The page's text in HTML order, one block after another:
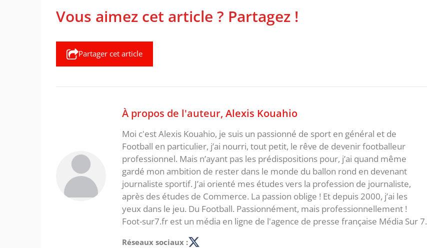
Vous aimez cet article ? Partagez !
Partager cet article
À propos de l'auteur, Alexis Kouahio
Moi c'est Alexis Kouahio, je suis un passionné de sport en général et de
Football en particulier, j’ai nourri, tout petit, le rêve de devenir footballeur
professionnel. Mais n’ayant pas les prédispositions pour, j’ai quand même
gardé mon ambition de rester dans le monde du ballon rond en devenant
journaliste sportif. J’ai orienté mes études vers la profession de journaliste,
après des études de Commerce. La passion oblige ! Et depuis 2000, j’ai les
yeux dans le jeu. Du Football. Passionnément, mais professionnellement !
Foot-sur7.fr est un média en ligne de l'agence de presse française Média Sur 7.
Réseaux sociaux :